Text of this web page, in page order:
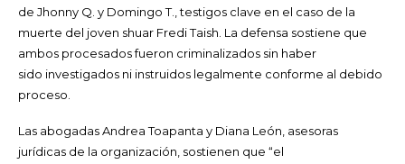
de Jhonny Q. y Domingo T., testigos clave en el caso de la
muerte del joven shuar Fredi Taish. La defensa sostiene que
ambos procesados fueron criminalizados sin haber
sido investigados ni instruidos legalmente conforme al debido
proceso.
Las abogadas Andrea Toapanta y Diana León, asesoras
jurídicas de la organización, sostienen que “el